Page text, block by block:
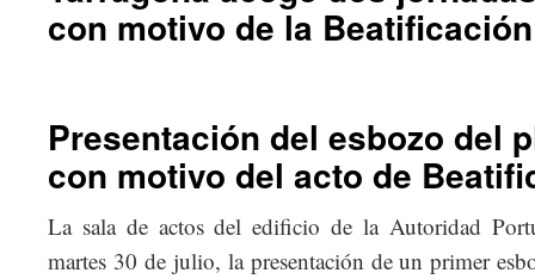
con motivo de la Beatificación
Presentación del esbozo del
con motivo del acto de
La sala de actos del edificio de la Autoridad
martes 30 de julio, la presentación de un primer